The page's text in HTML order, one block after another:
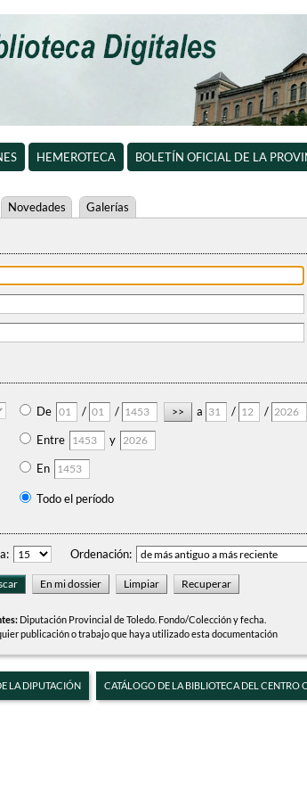
HEMEROTECA BOLETÍN OFICIAL DE LA
Novedades Galerías
De / / a /
/
Entre
y
En
Todo el período
Ordenación:
Diputación Provincial de Toledo. Fondo/Colección y fecha.
publicación o trabajo que haya utilizado esta documentación
LA DIPUTACIÓN CATÁLOGO DE LA BIBLIOTECA DEL CENTRO